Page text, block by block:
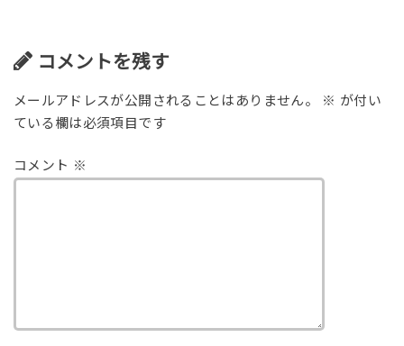
コメントを残す
メールアドレスが公開されることはありません。 ※ が付い
ている欄は必須項目です
コメント ※